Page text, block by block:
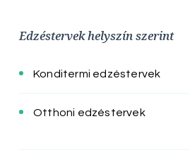
Edzéstervek helyszín szerint
Konditermi edzéstervek
Otthoni edzéstervek